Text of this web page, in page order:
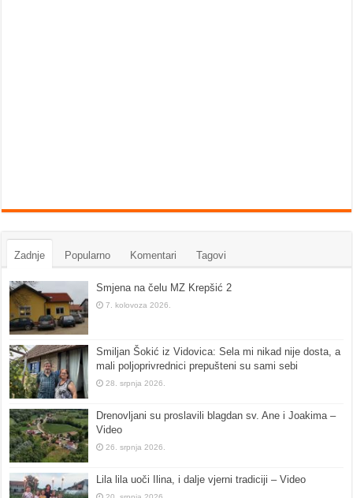
Zadnje Popularno Komentari Tagovi
Smjena na čelu MZ Krepšić 2
7. kolovoza 2026.
Smiljan Šokić iz Vidovica: Sela mi nikad nije dosta, a
mali poljoprivrednici prepušteni su sami sebi
28. srpnja 2026.
Drenovljani su proslavili blagdan sv. Ane i Joakima –
Video
26. srpnja 2026.
Lila lila uoči Ilina, i dalje vjerni tradiciji – Video